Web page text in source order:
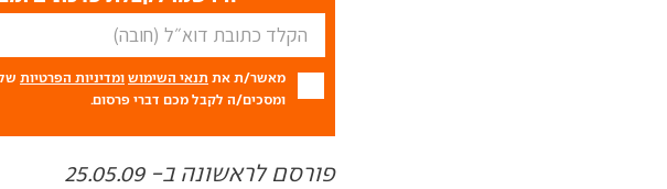
מאשר/ת את תנאי השימוש ומדיניות הפרטיות
ומסכים/ה לקבל מכם דברי פרסום.
פורסם לראשונה ב- 25.05.09